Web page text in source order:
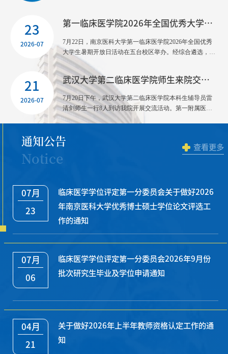
病例讨论、教学查房、形成性评价等核心教学活动展开，
实际带教中遇到的共性困惑。闫昱江研究员将“如何根据
教学目标与场景差异，规范选用并灵活运用教学方法”作
为核心授课难点，通过理论讲解、案例分析、实操演练及
互动点评等形式，帮助学员深入理解。至此，学院已累计
完成两期临床教学专题培训，覆盖教师50余人。下一步，
学院将继续依托C-STAR平台，分批推进全员轮训，不断
完善临床教学师资培养长效机制，为医学人才培养质量稳
步提升提供坚实保障。（撰稿、图片/孟楠；审核/黄华）
23
2026-07
第一临床医学院2026年全国优秀大学生暑期开放日圆满落幕
7月22日，南京医科大学第一临床医学院2026年全国优秀
大学生暑期开放日活动在五台校区举办。经综合遴选，来
自国内37所兄弟高校的70余名优秀本科生参加活动。上
午，开放日启动仪式在先知楼举行。学校研究生院相关部
门负责人、学院领导及各教研室代表出席。学院常务副院
长、第一附属医院副院长朱宏致辞，代表学院向入选学员
表示热烈欢迎。他指出，当前“健康中国”建设深入推
进、“新医科”全面布局，人工智能、大数据等技术正在重
塑医学业态，行业亟需兼具临床能力与科研素养的复合型
高”培养体系，即高水平学科导师队伍、高水准科研平台
和高强度临床实践环境。学校研究生院周倩慧老师系统宣
讲了学校发展历程、研究生培养体系与招生政策，向广大
招生就业情况作专题介绍。专业分享环节，心血管病、消
化系病、肿瘤学等7个教研室的教师代表分别介绍了学科
结合自身成长经历，分享了在学院就读期间科研训练与临
床实践的经历和体会，引发在场学子共鸣。下午
21
2026-07
武汉大学第二临床医学院师生来院交流座谈
7月20日下午，武汉大学第二临床医学院本科生辅导员雷
清剑师生一行8人到访我院开展交流活动。第一附属医院
人事处杨加毅、泌尿外科青年医生（武汉大学2021届博士
主任刘中领、分团委书记刘源共同参加座谈会，会议由刘
中领主任主持。座谈会上，学工办刘主任对雷清剑师生一
行表示欢迎。人事处杨老师就第一附属医院的整体发展概
历及在一附院的工作实践，分享了职业成长体会，鼓励同
大学毕业生到南京医科大学及第一附属医院就业发展。在
交流研讨环节，双方围绕两院学生培养、本研学生就业、
通知公告
Notice
查看更多
07月
23
临床医学学位评定第一分委员会关于做好2026
年南京医科大学优秀博士硕士学位论文评选工
作的通知
07月
06
临床医学学位评定第一分委员会2026年9月份
批次研究生毕业及学位申请通知
04月
21
关于做好2026年上半年教师资格认定工作的通
知